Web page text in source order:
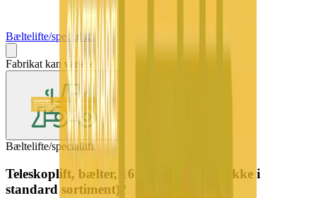
Bæltelifte/speciallift
Fabrikat kan variere
Bæltelifte/speciallift
Teleskoplift, bælter, 16m (skaffevare! - ikke i
standard sortiment)*